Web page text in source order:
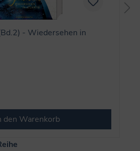
- Wiedersehen in
den Warenkorb